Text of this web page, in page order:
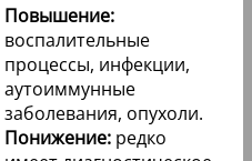
Повышение:
воспалительные
процессы, инфекции,
аутоиммунные
заболевания, опухоли.
Понижение: редко